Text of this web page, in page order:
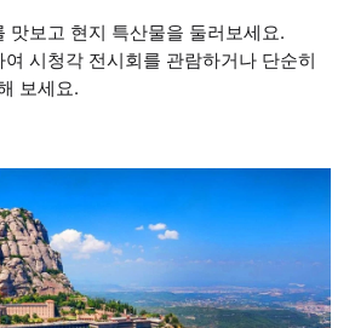
맛보고 현지 특산물을 둘러보세요.
시청각 전시회를 관람하거나 단순히
보세요.